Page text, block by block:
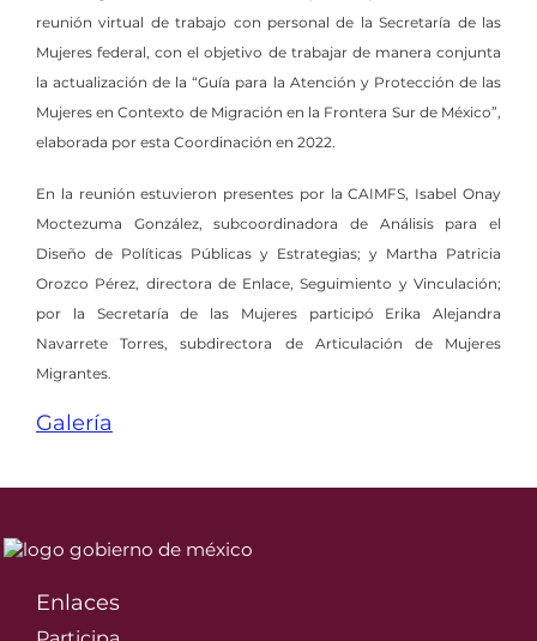
reunión virtual de trabajo con personal de la Secretaría de las
Mujeres federal, con el objetivo de trabajar de manera conjunta
la actualización de la “Guía para la Atención y Protección de las
Mujeres en Contexto de Migración en la Frontera Sur de México”,
elaborada por esta Coordinación en 2022.
En la reunión estuvieron presentes por la CAIMFS, Isabel Onay
Moctezuma González, subcoordinadora de Análisis para el
Diseño de Políticas Públicas y Estrategias; y Martha Patricia
Orozco Pérez, directora de Enlace, Seguimiento y Vinculación;
por la Secretaría de las Mujeres participó Erika Alejandra
Navarrete Torres, subdirectora de Articulación de Mujeres
Migrantes.
Galería
Enlaces